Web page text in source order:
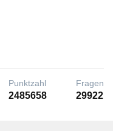
Punktzahl
2485658
Fragen
29922